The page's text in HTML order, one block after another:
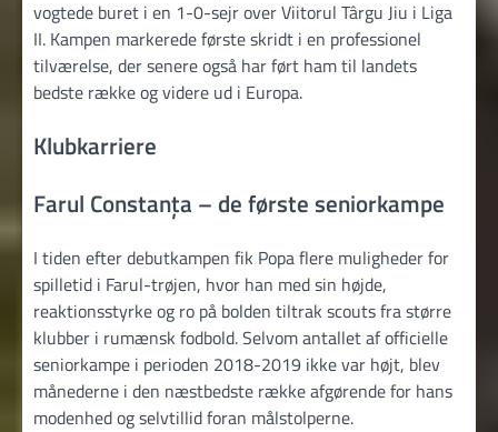
vogtede buret i en 1-0-sejr over Viitorul Târgu Jiu i Liga
II. Kampen markerede første skridt i en professionel
tilværelse, der senere også har ført ham til landets
bedste række og videre ud i Europa.
Klubkarriere
Farul Constanța – de første seniorkampe
I tiden efter debutkampen fik Popa flere muligheder for
spilletid i Farul-trøjen, hvor han med sin højde,
reaktionsstyrke og ro på bolden tiltrak scouts fra større
klubber i rumænsk fodbold. Selvom antallet af officielle
seniorkampe i perioden 2018-2019 ikke var højt, blev
månederne i den næstbedste række afgørende for hans
modenhed og selvtillid foran målstolperne.